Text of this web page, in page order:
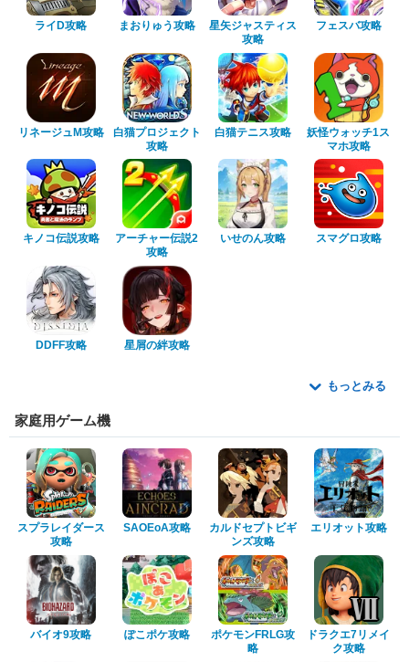
ライD攻略 まおりゅう攻略
星矢ジャスティス
攻略
フェスバ攻略
リネージュM攻略
白猫プロジェクト
攻略
白猫テニス攻略
妖怪ウォッチ1ス
マホ攻略
キノコ伝説攻略
アーチャー伝説2
攻略
いせのん攻略 スマグロ攻略
DDFF攻略 星屑の絆攻略
もっとみる
家庭用ゲーム機
スプラレイダース
攻略
SAOEoA攻略
カルドセプトビギ
ンズ攻略
エリオット攻略
バイオ9攻略 ぽこポケ攻略
ポケモンFRLG攻
略
ドラクエ7リメイ
ク攻略